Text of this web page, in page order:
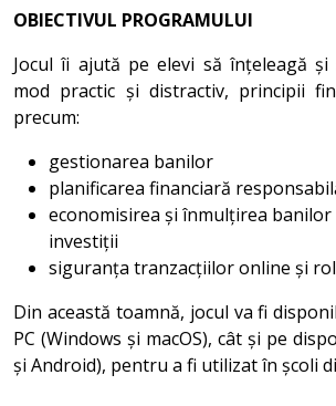
OBIECTIVUL PROGRAMULUI
Jocul îi ajută pe elevi să înțeleagă
mod practic și distractiv, principii
precum:
gestionarea banilor
planificarea financiară
economisirea și înmulțirea
investiții
siguranța tranzacțiilor online și
Din această toamnă, jocul va fi
PC (Windows și macOS), cât și pe
și Android), pentru a fi utilizat în școli